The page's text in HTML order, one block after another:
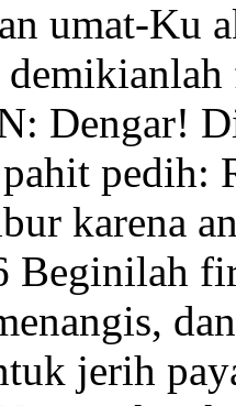
umat-Ku
Dengar!
pedih:
karena
Beginilah
jerih